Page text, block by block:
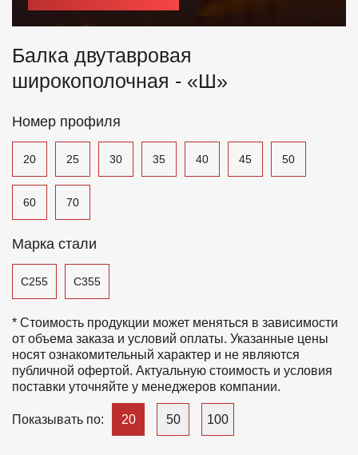
Балка двутавровая
широкополочная - «Ш»
Номер профиля
20 25 30 35 40 45 50
60 70
Марка стали
С255 С355
* Стоимость продукции может меняться в зависимости
от объема заказа и условий оплаты. Указанные цены
носят ознакомительный характер и не являются
публичной офертой. Актуальную стоимость и условия
поставки уточняйте у менеджеров компании.
Показывать по: 20 50 100